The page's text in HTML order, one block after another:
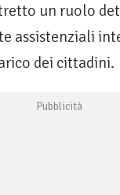
un ruolo
assistenziali
dei cittadini.